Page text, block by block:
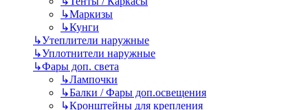
↳Маркизы
↳Кунги
↳Утеплители наружные
↳Уплотнители наружные
↳Фары доп. света
↳Лампочки
↳Балки / Фары доп.освещения
↳Кронштейны для крепления